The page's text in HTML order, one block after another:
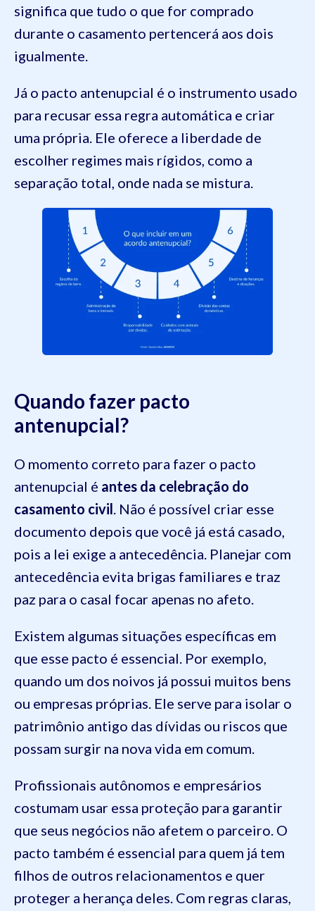
significa que tudo o que for comprado
durante o casamento pertencerá aos dois
igualmente.
Já o pacto antenupcial é o instrumento usado
para recusar essa regra automática e criar
uma própria. Ele oferece a liberdade de
escolher regimes mais rígidos, como a
separação total, onde nada se mistura.
Quando fazer pacto
antenupcial?
O momento correto para fazer o pacto
antenupcial é antes da celebração do
casamento civil . Não é possível criar esse
documento depois que você já está casado,
pois a lei exige a antecedência. Planejar com
antecedência evita brigas familiares e traz
paz para o casal focar apenas no afeto.
Existem algumas situações específicas em
que esse pacto é essencial. Por exemplo,
quando um dos noivos já possui muitos bens
ou empresas próprias. Ele serve para isolar o
patrimônio antigo das dívidas ou riscos que
possam surgir na nova vida em comum.
Profissionais autônomos e empresários
costumam usar essa proteção para garantir
que seus negócios não afetem o parceiro. O
pacto também é essencial para quem já tem
filhos de outros relacionamentos e quer
proteger a herança deles. Com regras claras,